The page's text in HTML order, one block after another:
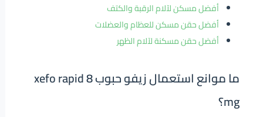
أفضل مسكن لآلام الرقبة والكتف
أفضل حقن مسكن للعظام والعضلات
أفضل حقن مسكنة لآلام الظهر
ما موانع استعمال زيفو حبوب xefo rapid 8
mg؟